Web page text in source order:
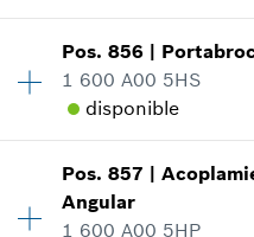
-
Cantidad 1
Precio grupal:33
Información sobre
Donde usado
Mostrar en figura
Pos.856 |
1 600 A00 5HS
disponible
Cantidad 1
Precio grupal
Información sobre
Pos.857 |
Angular
1 600 A00 5HP